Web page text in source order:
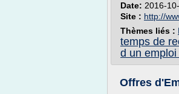
Date: 2016-
Site : http://
Thèmes liés :
temps de
d un
Offres